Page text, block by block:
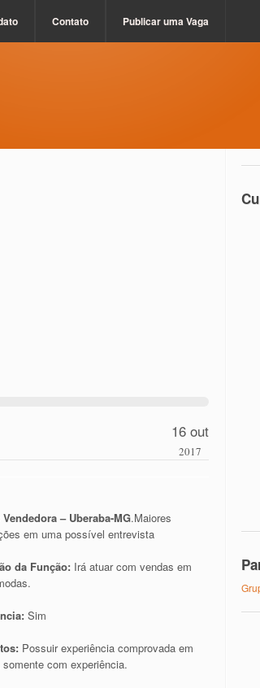
Contato Publicar uma Vaga
16 out
2017
Vendedora – Uberaba-MG.Maiores
em uma possível entrevista
da Função: Irá atuar com vendas em
Sim
Possuir experiência comprovada em
com experiência.